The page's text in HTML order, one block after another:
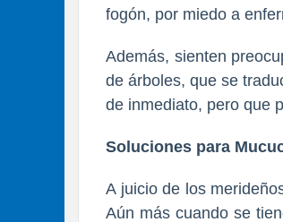
fogón, por miedo a
Además, sienten
de árboles, que se
de inmediato, pero que
Soluciones para
A juicio de los
Aún más cuando se